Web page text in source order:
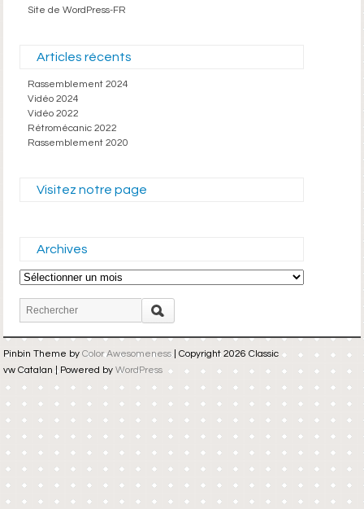
Site de WordPress-FR
Articles récents
Rassemblement 2024
Vidéo 2024
Vidéo 2022
Rétromécanic 2022
Rassemblement 2020
Visitez notre page
Archives
Archives
Pinbin Theme by Color Awesomeness| Copyright 2026 Classic
vw Catalan | Powered by WordPress